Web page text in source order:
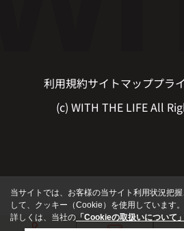
利用規約サイトマッププラ
(c) WITH THE LIFE All
当サイトでは、お客様の当サイト利用状況把
して、クッキー（Cookie）を使用しています。
詳しくは、当社の 「Cookieの取扱いについて」